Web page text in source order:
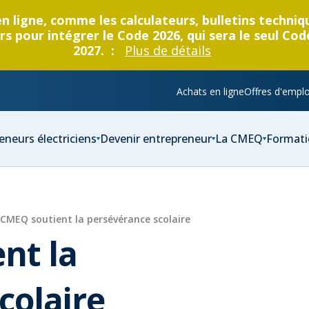
comme les calculateurs, bulletins
pour intégrer le Code 2026, qui sera le seul
2027. :
Plus de détails
Achats en ligneOffres
électriciens Devenir entrepreneur La CMEQ
soutient la persévérance scolaire
la